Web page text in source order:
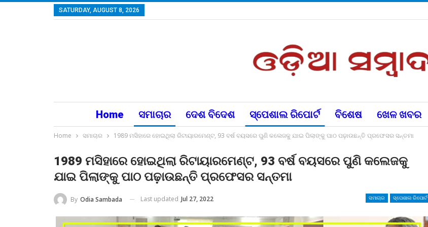
SATURDAY, AUGUST 8, 2026
Home ସମାଚାର ଦେଶ ବିଦେଶ ସ୍ପେଶାଲ ରିପୋର୍ଟ ବିଶେଷ ଖେଳ ଖବର
Home ସମାଚାର 1989 ମସିହାରେ ହୋଇଥିଲା ରିଟାୟାରମେଣ୍ଟ, 93 ବର୍ଷ ବୟସରେ ପୁଣି କଲେଜକୁ ଯାଇ ପିଲାଙ୍କୁ ପାଠ ପଢ଼ାଉଛନ୍ତି ପ୍ରଫେସର ସନ୍ତମା
1989 ମସିହାରେ ହୋଇଥିଲା ରିଟାୟାରମେଣ୍ଟ, 93 ବର୍ଷ ବୟସରେ ପୁଣି କଲେଜକୁ
ଯାଇ ପିଲାଙ୍କୁ ପାଠ ପଢ଼ାଉଛନ୍ତି ପ୍ରଫେସର ସନ୍ତମା
ସମାଚାର ସ୍ପେଶାଲ ରିପୋର୍ଟ
By Odia Sambada Last updated Jul 27, 2022